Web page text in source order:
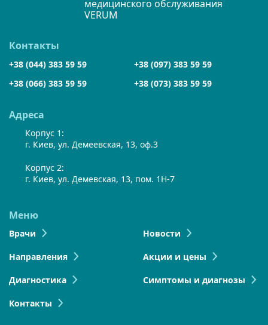
медицинского обслуживания
VERUM
Адреса
Корпус 1:
г. Киев, ул. Демеевская, 13, оф.3
Корпус 2:
г. Киев, ул. Демевская, 13, пом. 1Н-7
Меню
Врачи
Направления
Диагностика
Контакты
Новости
Акции и цены
Симптомы и диагнозы
Контакты
+38 (044) 383 59 59
+38 (097) 383 59 59
+38 (066) 383 59 59
+38 (073) 383 59 59